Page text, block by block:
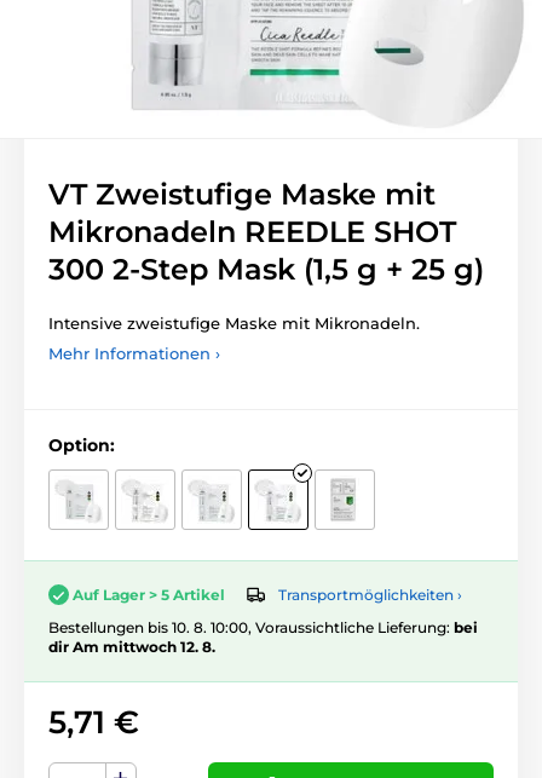
VT Zweistufige Maske mit
Mikronadeln REEDLE SHOT
300 2-Step Mask (1,5 g + 25 g)
Intensive zweistufige Maske mit Mikronadeln.
Mehr Informationen ›
Option:
Auf Lager > 5 Artikel
Transportmöglichkeiten ›
Bestellungen bis 10. 8. 10:00, Voraussichtliche Lieferung: bei
dir Am mittwoch 12. 8.
5,71 €